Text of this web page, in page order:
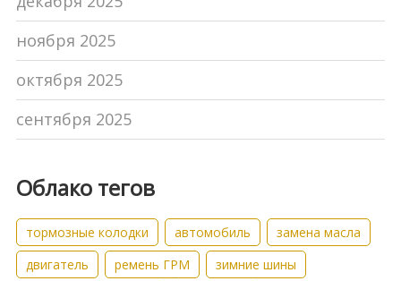
ноября 2025
октября 2025
сентября 2025
Облако тегов
тормозные колодки автомобиль
замена масла
двигатель
ремень ГРМ
зимние шины